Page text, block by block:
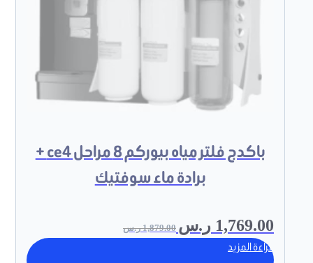
باكدج فلتر مياه بيوركم 8 مراحل ce4 +
برادة ماء سوفتيك
1,769.00 ر.س 1,879.00 ر.س
قراءة المزيد